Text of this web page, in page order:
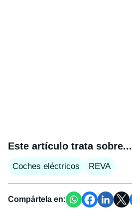
Este artículo trata sobre...
Coches eléctricos REVA
Compártela en: